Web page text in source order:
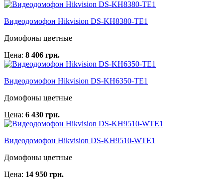
Видеодомофон Hikvision DS-KH8380-TE1
Домофоны цветные
Цена: 8 406 грн.
Видеодомофон Hikvision DS-KH6350-TE1
Домофоны цветные
Цена: 6 430 грн.
Видеодомофон Hikvision DS-KH9510-WTE1
Домофоны цветные
Цена: 14 950 грн.